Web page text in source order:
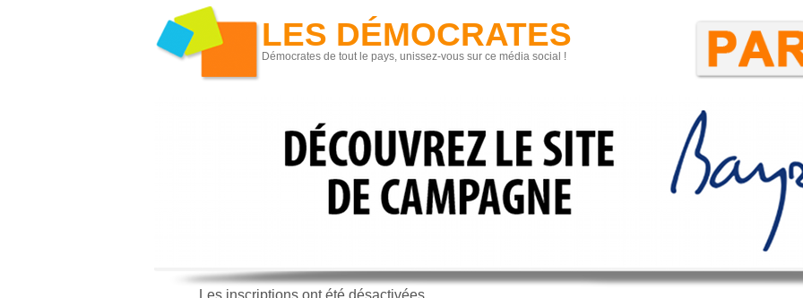
LES DÉMOCRATES
Démocrates de tout le pays, unissez-vous sur ce média social !
Les inscriptions ont été désactivées.